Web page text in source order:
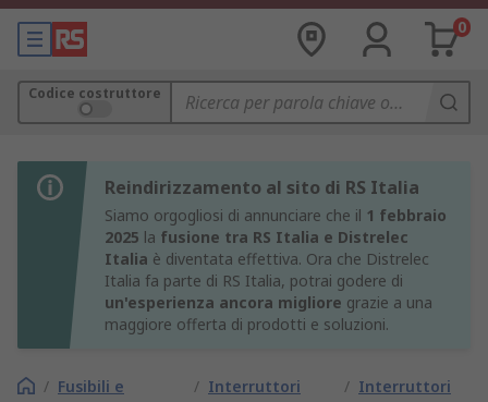
0
Codice costruttore
Reindirizzamento al sito di RS Italia
Siamo orgogliosi di annunciare che il 1 febbraio
2025 la fusione tra RS Italia e Distrelec
Italia è diventata effettiva. Ora che Distrelec
Italia fa parte di RS Italia, potrai godere di
un'esperienza ancora migliore grazie a una
maggiore offerta di prodotti e soluzioni.
/ Fusibili e
/ Interruttori
/ Interruttori